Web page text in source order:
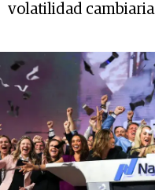
volatilidad cambiaria